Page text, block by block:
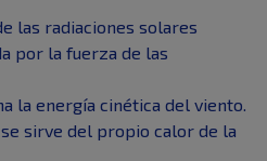
las radiaciones solares
por la fuerza de las
la energía cinética del viento.
se sirve del propio calor de la